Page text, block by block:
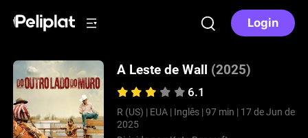
Login
A Leste de Wall (2025)
6.1
R (US) | EUA | Inglês | 97 min | 17 de Jun de
2025